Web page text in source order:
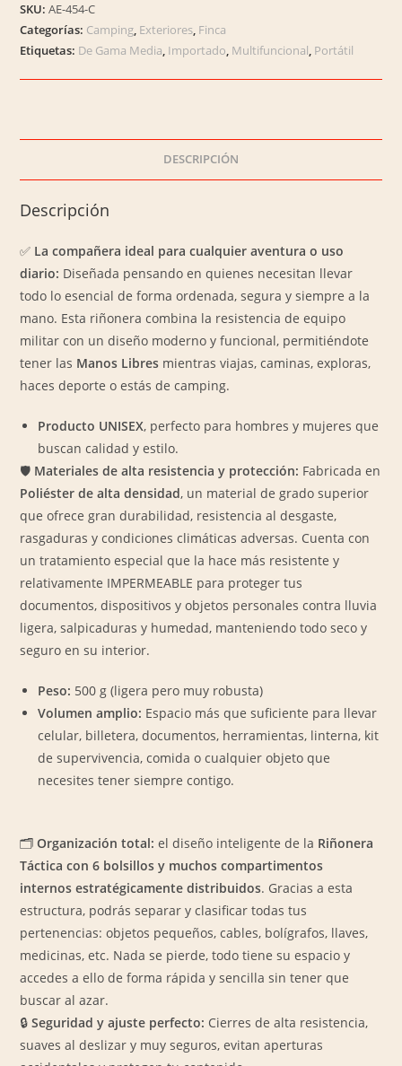
Estilo
MILITAR
SKU:AE-454-C
Categorías: Camping, Exteriores, Finca
Etiquetas: De Gama Media, Importado, Multifuncional, Portátil
DESCRIPCIÓN
Descripción
✅ La compañera ideal para cualquier aventura o uso
diario: Diseñada pensando en quienes necesitan llevar
todo lo esencial de forma ordenada, segura y siempre a la
mano. Esta riñonera combina la resistencia de equipo
militar con un diseño moderno y funcional, permitiéndote
tener las Manos Libres mientras viajas, caminas, exploras,
haces deporte o estás de camping.
Producto UNISEX, perfecto para hombres y mujeres que
buscan calidad y estilo.
🛡️ Materiales de alta resistencia y protección: Fabricada en
Poliéster de alta densidad, un material de grado superior
que ofrece gran durabilidad, resistencia al desgaste,
rasgaduras y condiciones climáticas adversas. Cuenta con
un tratamiento especial que la hace más resistente y
relativamente IMPERMEABLE para proteger tus
documentos, dispositivos y objetos personales contra lluvia
ligera, salpicaduras y humedad, manteniendo todo seco y
seguro en su interior.
Peso: 500 g (ligera pero muy robusta)
Volumen amplio: Espacio más que suficiente para llevar
celular, billetera, documentos, herramientas, linterna, kit
de supervivencia, comida o cualquier objeto que
necesites tener siempre contigo.
🗂️Organización total:el diseño inteligente de la Riñonera
Táctica con 6 bolsillos y muchos compartimentos
internos estratégicamente distribuidos. Gracias a esta
estructura, podrás separar y clasificar todas tus
pertenencias: objetos pequeños, cables, bolígrafos, llaves,
medicinas, etc. Nada se pierde, todo tiene su espacio y
accedes a ello de forma rápida y sencilla sin tener que
buscar al azar.
🔒Seguridad y ajuste perfecto: Cierres de alta resistencia,
suaves al deslizar y muy seguros, evitan aperturas